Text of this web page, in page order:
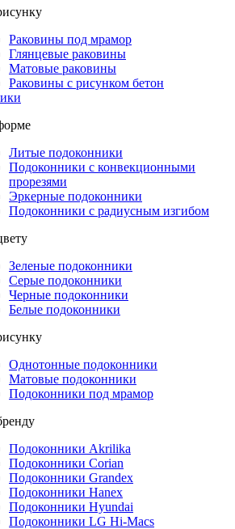
Раковины под мрамор
Глянцевые раковины
Матовые раковины
Раковины с рисунком бетон
Литые подоконники
Подоконники с конвекционными
прорезями
Эркерные подоконники
Подоконники с радиусным изгибом
Зеленые подоконники
Серые подоконники
Черные подоконники
Белые подоконники
Однотонные подоконники
Матовые подоконники
Подоконники под мрамор
Подоконники Akrilika
Подоконники Corian
Подоконники Grandex
Подоконники Hanex
Подоконники Hyundai
Подоконники LG Hi-Macs